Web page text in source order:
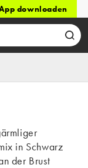
downloaden
in Schwarz
der Brust